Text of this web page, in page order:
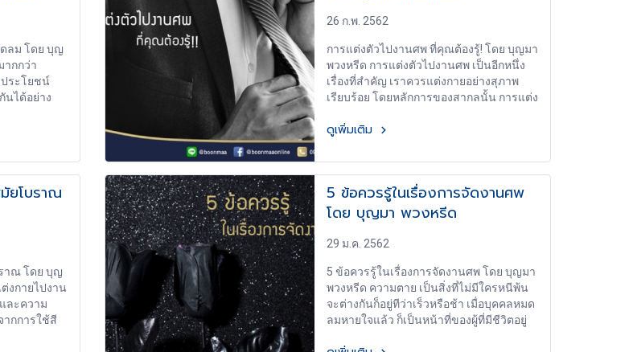
ยนแปลง
ม่ลงชื่อกำกับ
ก้ไข
งฉบับ
เบญจมาศ ดอกเบญจมาศสีขาว สำหรับ
ประเทศจีนแล้ว ให้ความหมายว่า “สัจจะ”
แถบยุโรปจะให้ความหมายว่า “ความตาย”
เมื่อนำมาประดับในงานศพ จึงแฝงไปด้วย
ความหมาย ข้อคิดเตือนสติว่า “ความตาย คือ
สัจจะ ที่มนุษย์ทุกคนไม่สามารถหลีกเลี่ยงได้”
ให้ความหมายว่า “ความรักที่มั่นคง ซื่อตรง”
“การมอบความรักที่ซื่อสัตย์ และความจงรัก
กุหลาบ ดอกกุหลาบ มีความหมายเน้นเฉพาะ
ในเรื่องรัก หลากสีสัน จึงมีหลายความหมาย
ก็สามารถเป็นตัวแทนบอกเล่าความรู้สึก
เช่นกัน ดอกไฮเดรนเยีย ดอกไฮเดรนเยีย มี
ความหมายสั้นๆ ว่า “ขอบคุณ” จึงมักคุ้นตา
ในพิธีวิวาห์ ที่บ่าวสาวกำลังขอบคุณกันและ
กันนั่นเอง แต่เมื่อมาอยู่ในงานศพ ก็จะให้
ลม โดย บุญ
ากกว่า
ระโยชน์
นได้อย่าง
มีคุณค่าใน
ว้อาลัยใน
ศพเท่านั้น
ดพัดลมก็นำ
รื่องใช้
ใช้ได้ เพียง
องตกแต่งที่
วามเย็น
าภาพ และ
มแต่ใจ
26 ก.พ. 2562
การแต่งตัวไปงานศพ ที่คุณต้องรู้! โดย บุญมา
พวงหรีด การแต่งตัวไปงานศพ เป็นอีกหนึ่ง
เรื่องที่สำคัญ เราควรแต่งกายอย่างสุภาพ
เรียบร้อย โดยหลักการของสากลนั้น การแต่ง
ร่วมงานควรจะต้องเป็นสีดำ หรือหากไม่มี
หน่อย แต่ต้องยังอยู่ในความเรียบร้อยสุภาพ
ดังนั้นเราจึงควรนึกถึงกาลเทศะใน การแต่ง
ตัวไปงานศพ อยู่เสมอ 1.เลือกชุดให้เหมาะสม
2.เลือกเสื้อผ้าสีดำหรือสีเข้ม 3.ความยาว
แขนเสื้อ 4.การเลือกรองเท้า 5.การเลือก
เนคไท 6.สวมเครื่องประดับเรียบง่าย 7.ดู
ซื้อพวงหรีดพัดลมกับทางร้านบุญมาพวงหรีด
พัดลมก็สามารถติดต่อได้ที่
https://www.boonmaa.com หรือ
https://www.facebook.com/boonmaaonli
ดูเพิ่มเติม
ยโบราณ
าณ โดย บุญ
งกายไปงาน
ละความ
ากการใช้สี
5 ข้อควรรู้ในเรื่องการจัดงานศพ
โดย บุญมา พวงหรีด
29 ม.ค. 2562
5 ข้อควรรู้ในเรื่องการจัดงานศพ โดย บุญมา
พวงหรีด ความตาย เป็นสิ่งที่ไม่มีใครหนีพ้น
จะต่างกันก็อยู่ทีว่าเร็วหรือช้า เมื่อบุคคลหมด
ลมหายใจแล้ว ก็เป็นหน้าที่ของผู้ที่มีชีวิตอยู่